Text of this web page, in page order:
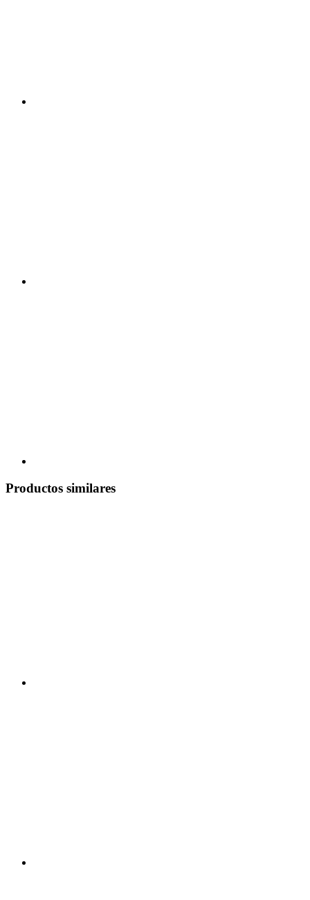
Productos similares